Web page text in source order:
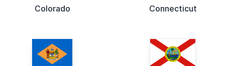
Colorado Connecticut